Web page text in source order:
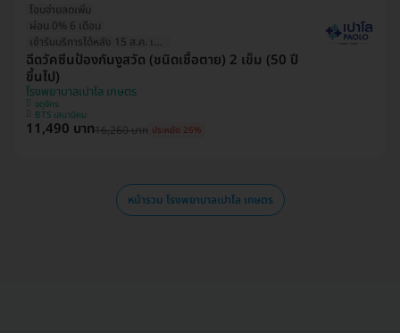
โอนจ่ายลดเพิ่ม
ผ่อน 0% 6 เดือน
เข้ารับบริการได้หลัง 15 ส.ค. เป็นต้นไป
ฉีดวัคซีนป้องกันงูสวัด (ชนิดเชื้อตาย) 2 เข็ม (50 ปี
ขึ้นไป)
โรงพยาบาลเปาโล เกษตร
จตุจักร
BTS เสนานิคม
11,490 บาท16,260 บาท ประหยัด 26%
หน้ารวม โรงพยาบาลเปาโล เกษตร